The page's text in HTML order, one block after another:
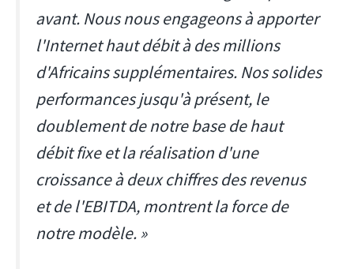
avant. Nous nous engageons à apporter
l'Internet haut débit à des millions
d'Africains supplémentaires. Nos solides
performances jusqu'à présent, le
doublement de notre base de haut
débit fixe et la réalisation d'une
croissance à deux chiffres des revenus
et de l'EBITDA, montrent la force de
notre modèle. »